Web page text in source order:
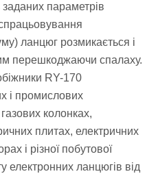
параметрів
ланцюг розмикається і
перешкоджаючи спалаху.
RY-170
і промислових
колонках,
плитах, електричних
і різної побутової
електронних ланцюгів від